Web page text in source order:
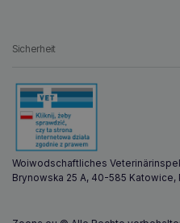
Sicherheit
Woiwodschaftliches
Brynowska 25 A, 40-585 Katowice,